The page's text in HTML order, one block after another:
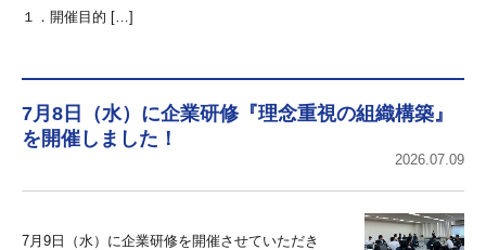
１．開催目的 […]
7月8日（水）に企業研修『理念重視の組織構築』
を開催しました！
2026.07.09
7月9日（水）に企業研修を開催させていただき